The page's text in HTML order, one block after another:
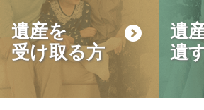
遺産を
受け取る方
遺
遺